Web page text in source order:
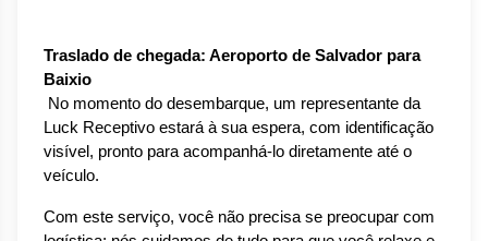
Traslado de chegada: Aeroporto de Salvador para
Baixio
Luck Receptivo estará à sua espera, com identificação
visível, pronto para acompanhá-lo diretamente até o
veículo.
Com este serviço, você não precisa se preocupar com